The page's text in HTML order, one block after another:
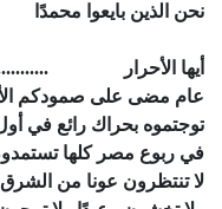
نحن الذين بايعوا
أيها الأحرار
عام مضى على صمودكم
توجتموه بحراك رائع في
في ربوع مصر كلها
لا تنتظرون عونا من